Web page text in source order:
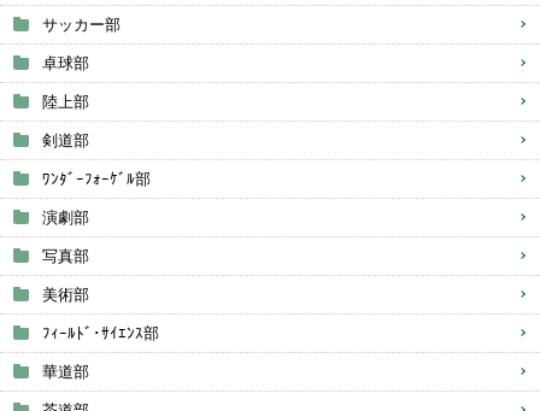
サッカー部
卓球部
陸上部
剣道部
ﾜﾝﾀﾞｰﾌｫｰｹﾞﾙ部
演劇部
写真部
美術部
ﾌｨｰﾙﾄﾞ･ｻｲｴﾝｽ部
華道部